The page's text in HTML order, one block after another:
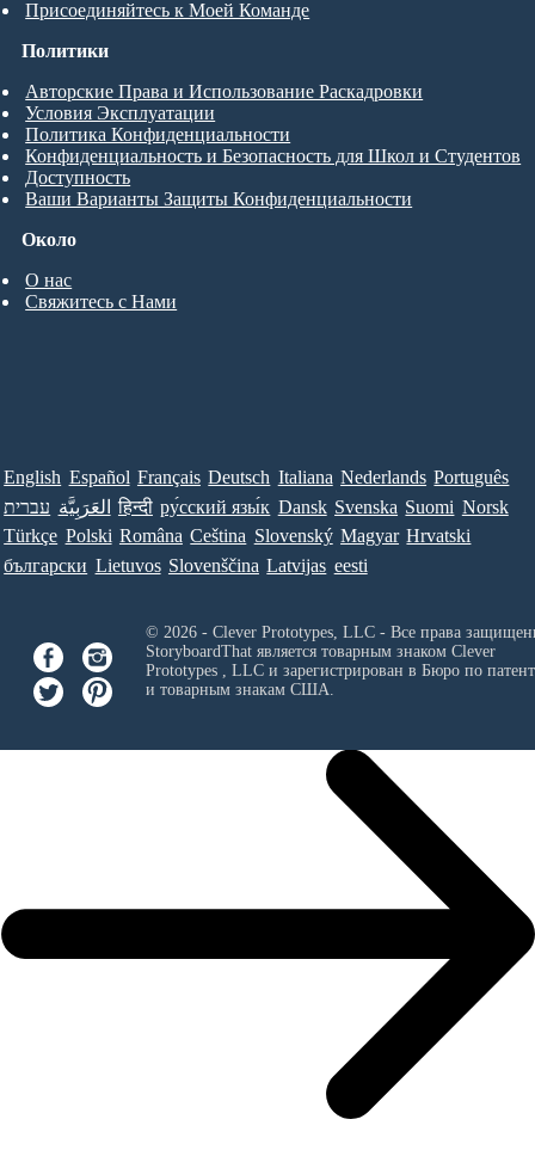
Присоединяйтесь к Моей Команде
Около
О нас
Свяжитесь с Нами
Политики
Авторские Права и Использование Раскадровки
Условия Эксплуатации
Политика Конфиденциальности
Конфиденциальность и Безопасность для Школ и Студентов
Доступность
Ваши Варианты Защиты Конфиденциальности
English Español Français Deutsch Italiana Nederlands Português
עברית العَرَبِيَّة हिन्दी ру́сский язы́к Dansk Svenska Suomi Norsk
Türkçe Polski Româna Ceština Slovenský Magyar Hrvatski
български Lietuvos Slovenščina Latvijas eesti
© 2026 - Clever Prototypes, LLC - Все права
StoryboardThat является товарным знаком Clever
Prototypes , LLCи зарегистрирован в Бюро по
и товарным знакам США.